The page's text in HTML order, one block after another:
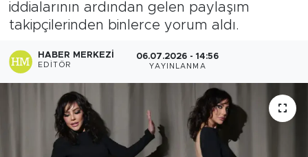
iddialarının ardından gelen paylaşım
takipçilerinden binlerce yorum aldı.
HABER MERKEZI
EDITÖR
06.07.2026 - 14:56
YAYINLANMA
Sağlık
Spor
Teknoloji
Son Dakika Haberleri